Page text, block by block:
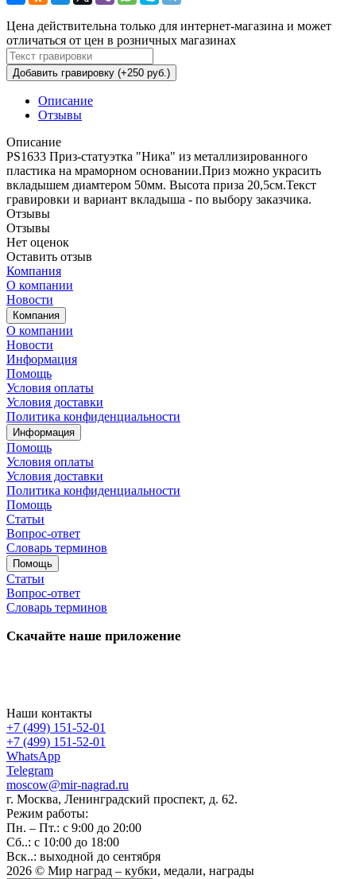
Цена действительна только для интернет-магазина и может
отличаться от цен в розничных магазинах
Добавить гравировку (+250 руб.)
Описание
Отзывы
Описание
PS1633 Приз-статуэтка "Ника" из металлизированного
пластика на мраморном основании.Приз можно украсить
вкладышем диамтером 50мм. Высота приза 20,5см.Текст
гравировки и вариант вкладыша - по выбору заказчика.
Отзывы
Отзывы
Нет оценок
Оставить отзыв
Компания
О компании
Новости
Компания
О компании
Новости
Информация
Помощь
Условия оплаты
Условия доставки
Политика конфиденциальности
Информация
Помощь
Условия оплаты
Условия доставки
Политика конфиденциальности
Помощь
Статьи
Вопрос-ответ
Словарь терминов
Помощь
Статьи
Вопрос-ответ
Словарь терминов
Скачайте наше приложение
Наши контакты
+7 (499) 151-52-01
+7 (499) 151-52-01
WhatsApp
Telegram
moscow@mir-nagrad.ru
г. Москва, Ленинградский проспект, д. 62.
Режим работы:
Пн. – Пт.: с 9:00 до 20:00
Сб..: с 10:00 до 18:00
Вск..: выходной до сентября
2026 © Мир наград – кубки, медали, награды